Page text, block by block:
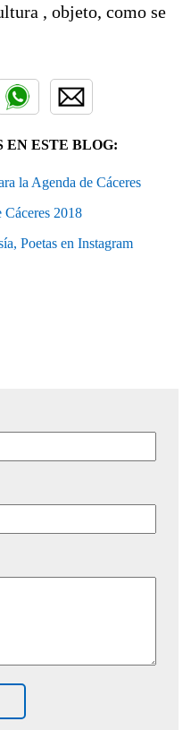
, objeto, como se
EN ESTE BLOG:
la Agenda de Cáceres
2018
Poetas en Instagram